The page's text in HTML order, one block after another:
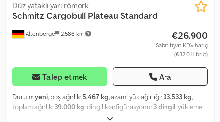
Altenberge 2.586 km
Düz yataklı yarı römork
Schmitz Cargobull Plateau Standard
€26.900
Sabit fiyat KDV hariç
(€32.011 brüt)
Talep etmek Ara
Durum:yeni, boş ağırlık: 5.467 kg, azami yük ağırlığı: 33.533 kg,
toplam ağırlık: 39.000 kg, dingil konfigürasyonu: 3 dingil, yükleme
, yükleme alanı genişliği: